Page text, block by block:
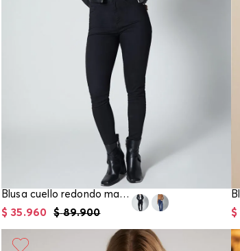
Blusa cuello redondo manga larga para mu
$ 89.900
$ 35.960 $